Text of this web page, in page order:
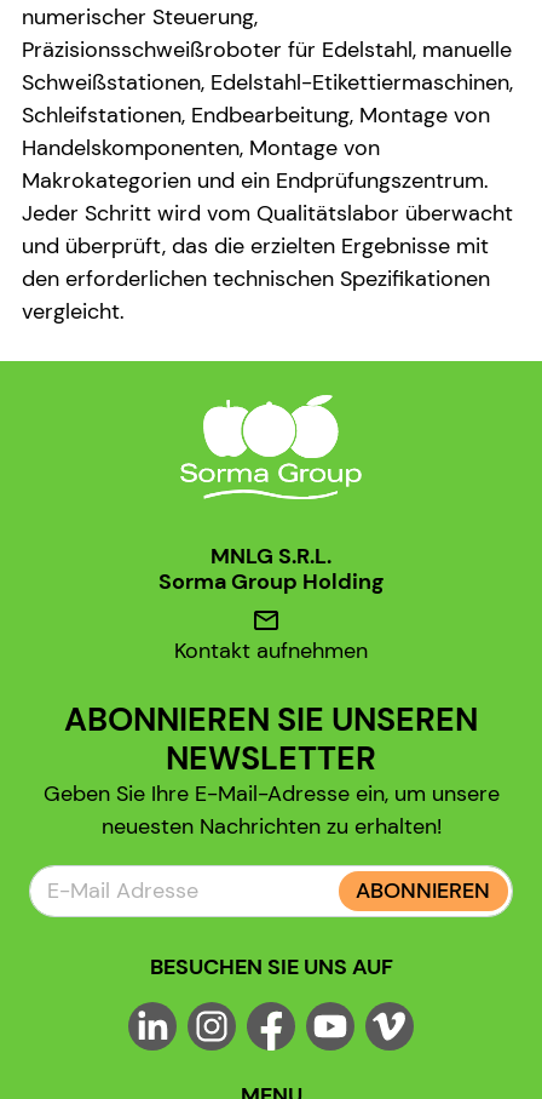
numerischer Steuerung,
Präzisionsschweißroboter für Edelstahl, manuelle
Schweißstationen, Edelstahl-Etikettiermaschinen,
Schleifstationen, Endbearbeitung, Montage von
Handelskomponenten, Montage von
Makrokategorien und ein Endprüfungszentrum.
Jeder Schritt wird vom Qualitätslabor überwacht
und überprüft, das die erzielten Ergebnisse mit
den erforderlichen technischen Spezifikationen
vergleicht.
MNLG S.R.L.
Sorma Group Holding
mail
Kontakt aufnehmen
ABONNIEREN SIE UNSEREN
NEWSLETTER
Geben Sie Ihre E-Mail-Adresse ein, um unsere
neuesten Nachrichten zu erhalten!
ABONNIEREN
BESUCHEN SIE UNS AUF